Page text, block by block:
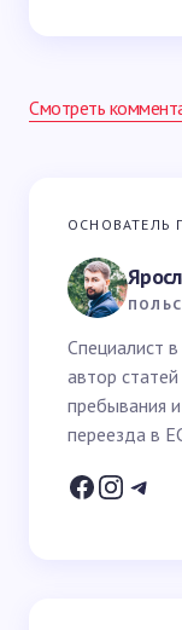
Смотреть
Ваш адрес
Ваш вопрос *
Ваше имя *
Email *
ОСНОВАТЕЛЬ
Специалист
автор
пребывания
переезда в